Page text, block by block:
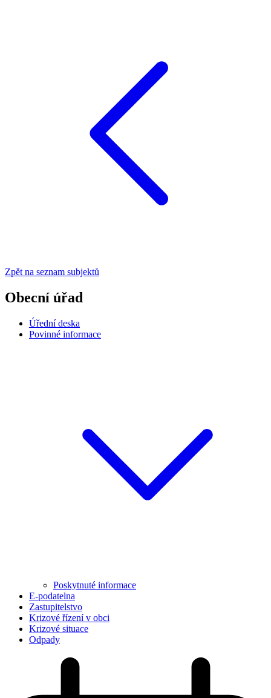
Zpět na seznam subjektů
Obecní úřad
Úřední deska
Povinné informace
Poskytnuté informace
E-podatelna
Zastupitelstvo
Krizové řízení v obci
Krizové situace
Odpady